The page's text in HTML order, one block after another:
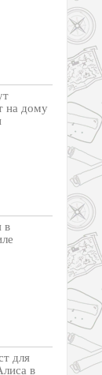
на дому
в
для
в